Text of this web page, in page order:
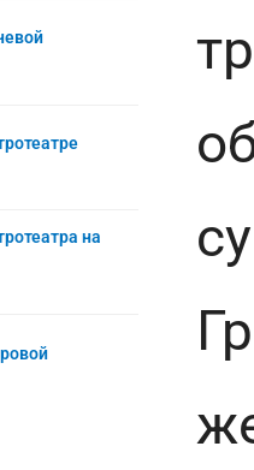
на